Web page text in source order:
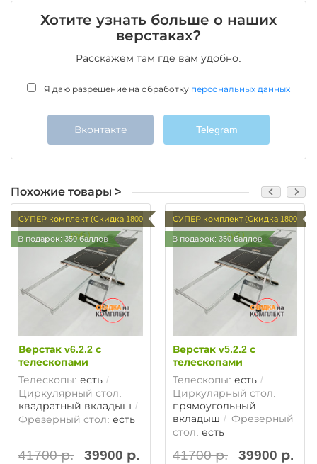
Хотите узнать больше о наших
верстаках?
Расскажем там где вам удобно:
Я даю разрешение на обработку персональных данных
Вконтакте Telegram
Похожие товары >
СУПЕР комплект (Скидка 1800
руб.)
В подарок: 350 баллов
Верстак v6.2.2 с
телескопами
Телескопы: есть
Циркулярный стол:
квадратный вкладыш
Фрезерный стол: есть
41700 р. 39900 р.
СУПЕР комплект (Скидка 1800
руб.)
В подарок: 350 баллов
Верстак v5.2.2 с
телескопами
Телескопы: есть
Циркулярный стол:
прямоугольный
вкладыш
Фрезерный
стол: есть
41700 р. 39900 р.